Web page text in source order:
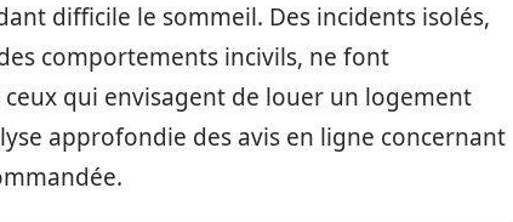
difficile le sommeil. Des incidents isolés,
comportements incivils, ne font
qui envisagent de louer un logement
approfondie des avis en ligne concernant